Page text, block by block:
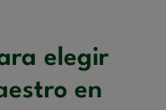
elegir
en